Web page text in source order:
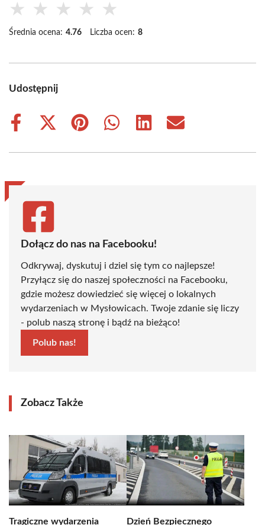
★ ★ ★ ★ ★
Średnia ocena: 4.76 Liczba ocen: 8
Udostępnij
Share
Share
(Twitter)
Share
Share
Share
Share
Dołącz do nas na Facebooku!
Odkrywaj, dyskutuj i dziel się tym co najlepsze!
Przyłącz się do naszej społeczności na Facebooku,
gdzie możesz dowiedzieć się więcej o lokalnych
wydarzeniach w Mysłowicach. Twoje zdanie się liczy
- polub naszą stronę i bądź na bieżąco!
Polub nas!
Zobacz Także
Tragiczne wydarzenia Dzień Bezpiecznego